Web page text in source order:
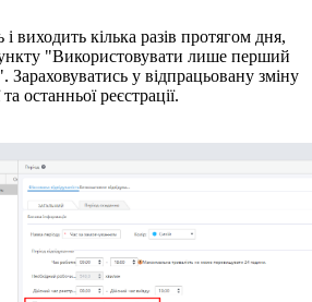
виходить кілька разів протягом дня,
"Використовувати лише перший
Зараховуватись у відпрацьовану зміну
останньої реєстрації.